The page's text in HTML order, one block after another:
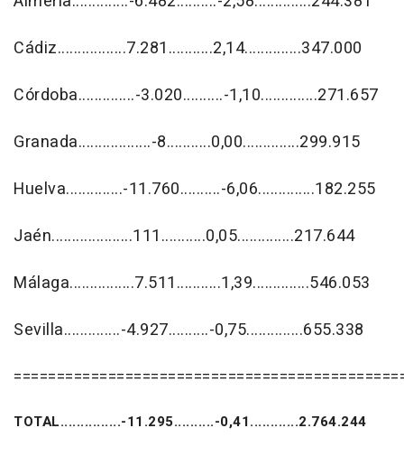
Cádiz.................7.281...........2,14..............347.000
Córdoba..............-3.020..........-1,10..............271.657
Granada..................-8...........0,00..............299.915
Huelva..............-11.760..........-6,06..............182.255
Jaén....................111...........0,05..............217.644
Málaga................7.511...........1,39..............546.053
Sevilla..............-4.927..........-0,75..............655.338
TOTAL...............-11.295..........-0,41............2.764.244